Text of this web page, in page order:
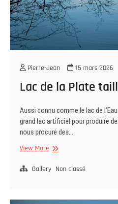
Pierre-Jean 15 mars 2026
Lac de la Plate
Aussi connu comme le lac de
grand lac artificiel pour produire
nous procure des…
View More Lac
la
Gallery Non classé